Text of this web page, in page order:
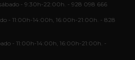
- 9:30h-22:00h. - 928 098 666
- 11:00h-14:00h, 16:00h-21:00h. - 828
- 11:00h-14:00h, 16:00h-21:00h. -